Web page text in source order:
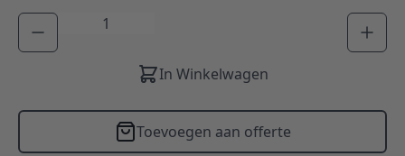
Aantal
In Winkelwagen
Toevoegen aan offerte